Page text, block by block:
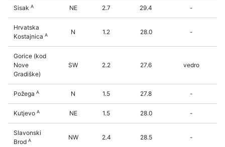
Sisak A NE 2.7 29.4 -
Hrvatska
Kostajnica A N 1.2 28.0 -
Gorice (kod
Nove
Gradiške)
SW 2.2 27.6 vedro
Požega A N 1.5 27.8 -
Kutjevo A NE 1.5 28.0 -
Slavonski
Brod A NW 2.4 28.5 -